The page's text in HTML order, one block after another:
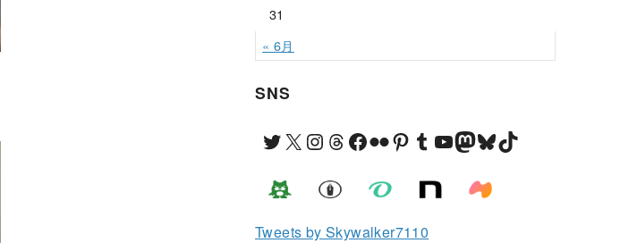
31
« 6月
SNS
Twitter X Instagram Threads Facebook Flickr Pinterest Tumblr YouTube Mastodon Bluesky TikTok
Tweets by Skywalker7110